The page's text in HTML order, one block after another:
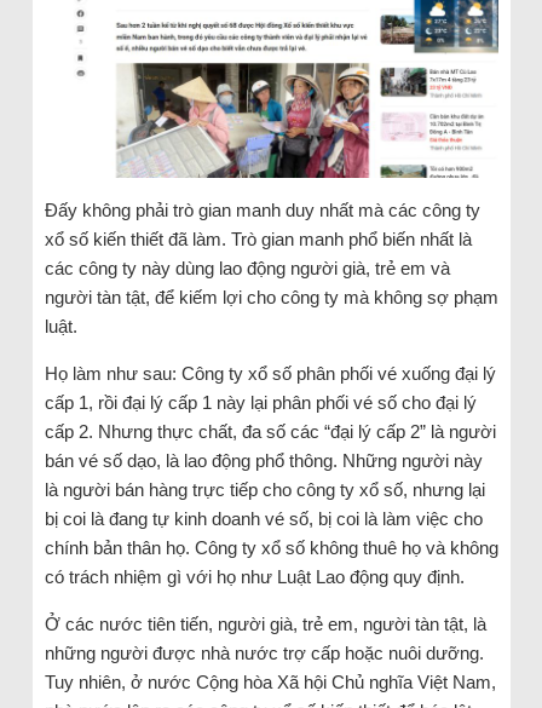
Đấy không phải trò gian manh duy nhất mà các công ty
xổ số kiến thiết đã làm. Trò gian manh phổ biến nhất là
các công ty này dùng lao động người già, trẻ em và
người tàn tật, để kiếm lợi cho công ty mà không sợ phạm
luật.
Họ làm như sau: Công ty xổ số phân phối vé xuống đại lý
cấp 1, rồi đại lý cấp 1 này lại phân phối vé số cho đại lý
cấp 2. Nhưng thực chất, đa số các “đại lý cấp 2” là người
bán vé số dạo, là lao động phổ thông. Những người này
là người bán hàng trực tiếp cho công ty xổ số, nhưng lại
bị coi là đang tự kinh doanh vé số, bị coi là làm việc cho
chính bản thân họ. Công ty xổ số không thuê họ và không
có trách nhiệm gì với họ như Luật Lao động quy định.
Ở các nước tiên tiến, người già, trẻ em, người tàn tật, là
những người được nhà nước trợ cấp hoặc nuôi dưỡng.
Tuy nhiên, ở nước Cộng hòa Xã hội Chủ nghĩa Việt Nam,